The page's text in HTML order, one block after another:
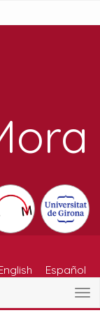
Español